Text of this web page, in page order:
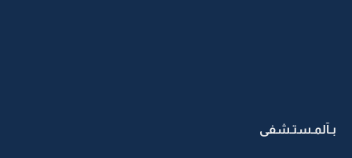
بـآلمـستـشفى